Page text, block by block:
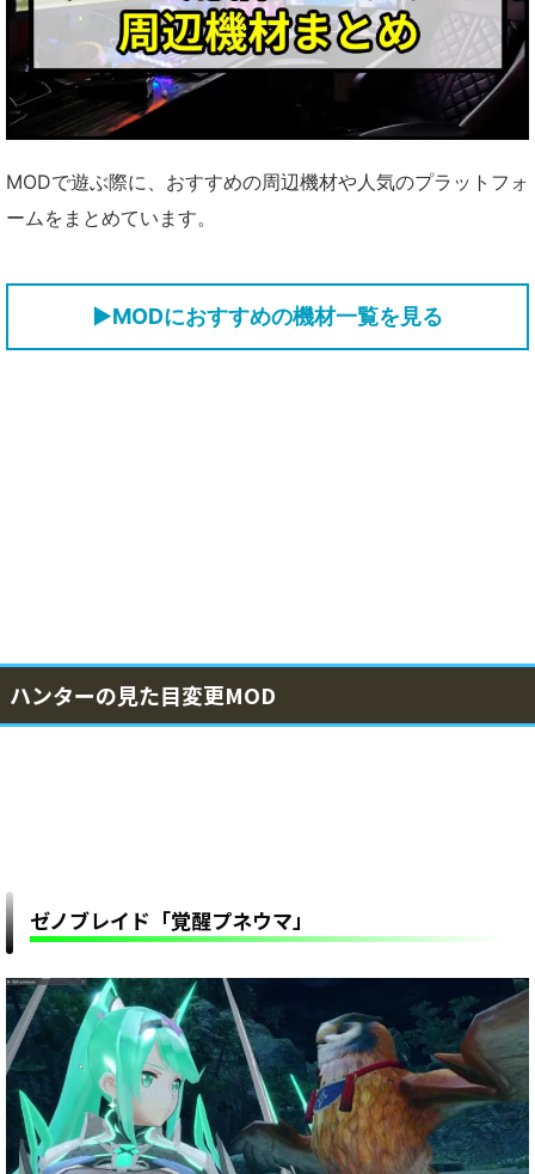
MODで遊ぶ際に、おすすめの周辺機材や人気のプラットフォ
ームをまとめています。
▶MODにおすすめの機材一覧を見る
ハンターの見た目変更MOD
ゼノブレイド「覚醒プネウマ」